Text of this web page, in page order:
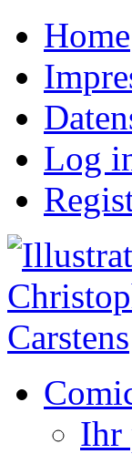
Direkt zum Inhalt
Home
Log
Ihr